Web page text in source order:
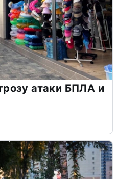
атаки БПЛА и